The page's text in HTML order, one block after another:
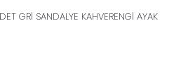
GRİ SANDALYE KAHVERENGİ AYAK